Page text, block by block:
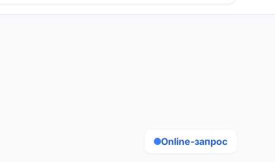
Online-запрос